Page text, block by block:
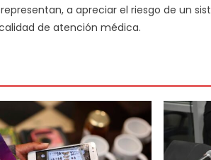
a apreciar el riesgo de un
de atención médica.